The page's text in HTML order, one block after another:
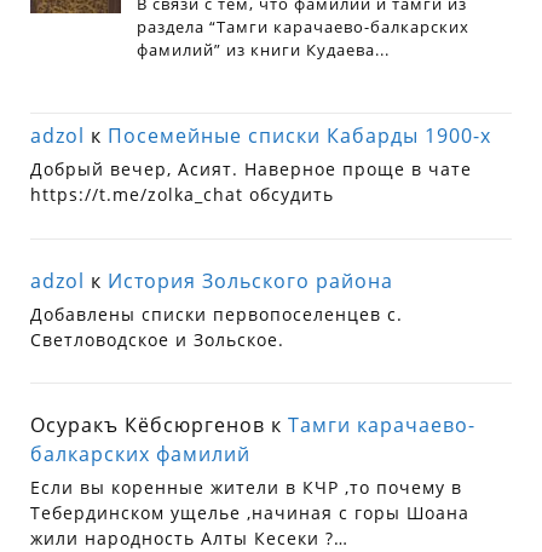
adzol к Посемейные списки Кабарды 1900-х
Добрый вечер, Асият. Наверное проще в чате
https://t.me/zolka_chat обсудить
adzol к История Зольского района
Добавлены списки первопоселенцев с.
Светловодское и Зольское.
Осуракъ Кёбсюргенов кТамги карачаево-
балкарских фамилий
Если вы коренные жители в КЧР ,то почему в
Тебердинском ущелье ,начиная с горы Шоана
жили народность Алты Кесеки ?…